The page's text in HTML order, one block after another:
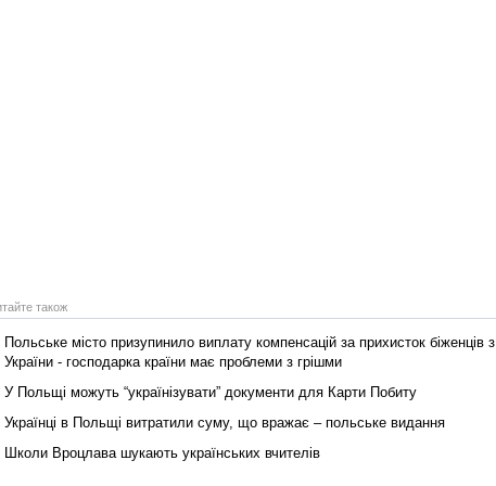
також
Польське місто призупинило виплату компенсацій за прихисток біженців з
України ‑ господарка країни має проблеми з грішми
У Польщі можуть “українізувати” документи для Карти Побиту
Українці в Польщі витратили суму, що вражає – польське видання
Школи Вроцлава шукають українських вчителів